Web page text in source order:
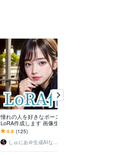
憧れの人を好きなポーズに！AI用
LoRA作成します 画像生成AIのSta
ble Diffusion FLUX向け
4.9 (125)
しゅにあ＠生成AIならお任せください